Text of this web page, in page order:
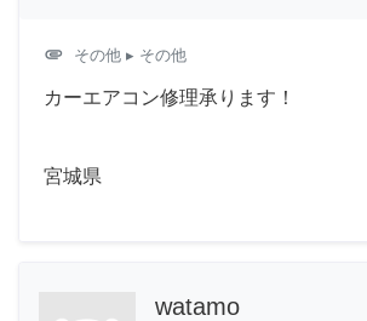
attachment その他 ▸ その他
カーエアコン修理承ります！
宮城県
watamo